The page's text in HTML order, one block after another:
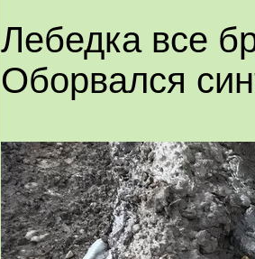
Лебедка все
Оборвался